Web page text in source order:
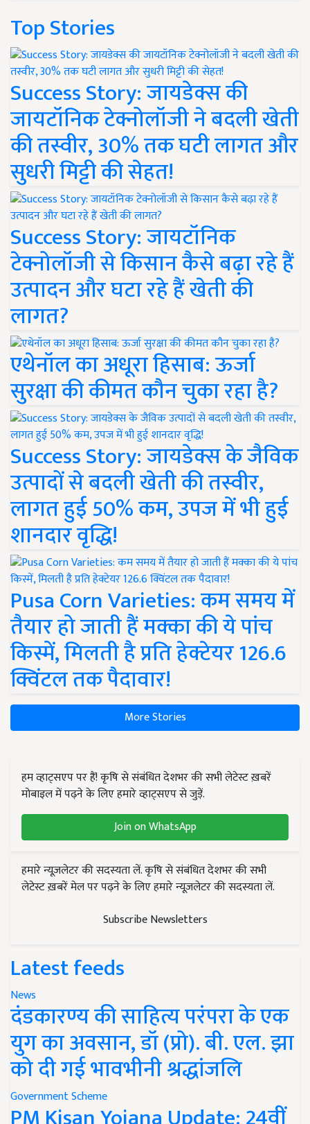
Top Stories
Success Story: जायडेक्स की
जायटॉनिक टेक्नोलॉजी ने बदली खेती
की तस्वीर, 30% तक घटी लागत और
सुधरी मिट्टी की सेहत!
Success Story: जायटॉनिक
टेक्नोलॉजी से किसान कैसे बढ़ा रहे हैं
उत्पादन और घटा रहे हैं खेती की
लागत?
एथेनॉल का अधूरा हिसाब: ऊर्जा
सुरक्षा की कीमत कौन चुका रहा है?
Success Story: जायडेक्स के जैविक
उत्पादों से बदली खेती की तस्वीर,
लागत हुई 50% कम, उपज में भी हुई
शानदार वृद्धि!
Pusa Corn Varieties: कम समय में
तैयार हो जाती हैं मक्का की ये पांच
किस्में, मिलती है प्रति हेक्टेयर 126.6
क्विंटल तक पैदावार!
More Stories
हम व्हाट्सएप पर हैं! कृषि से संबंधित देशभर की सभी लेटेस्ट ख़बरें
मोबाइल में पढ़ने के लिए हमारे व्हाट्सएप से जुड़ें.
Join on WhatsApp
हमारे न्यूज़लेटर की सदस्यता लें. कृषि से संबंधित देशभर की सभी
लेटेस्ट ख़बरें मेल पर पढ़ने के लिए हमारे न्यूज़लेटर की सदस्यता लें.
Subscribe Newsletters
Latest feeds
News
दंडकारण्य की साहित्य परंपरा के एक
युग का अवसान, डॉ (प्रो). बी. एल. झा
को दी गई भावभीनी श्रद्धांजलि
Government Scheme